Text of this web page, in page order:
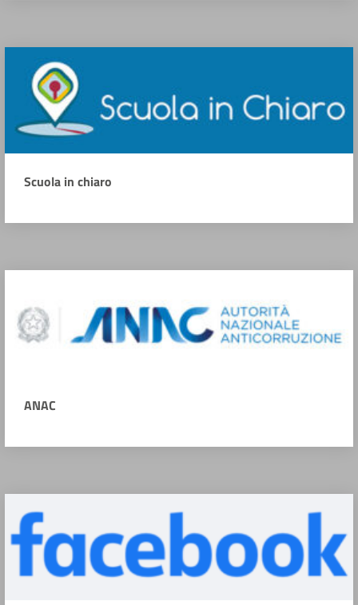
Scuola in chiaro
ANAC